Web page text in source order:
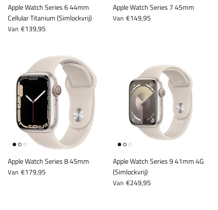
Apple Watch Series 6 44mm
Cellular Titanium (Simlockvrij)
Van €139,95
Apple Watch Series 7 45mm
Van €149,95
Apple Watch Series 8 45mm
Van €179,95
Apple Watch Series 9 41mm 4G
(Simlockvrij)
Van €249,95